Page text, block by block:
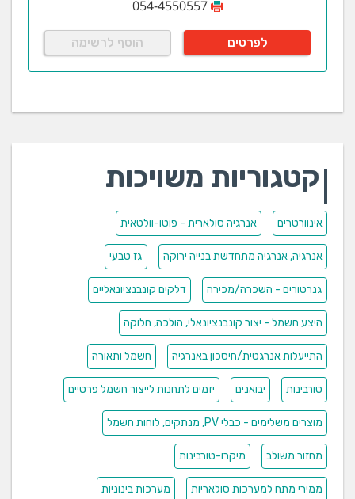
054-4550557
לפרטים הוסף לרשימה
קטגוריות משויכות
אינוורטרים אנרגיה סולארית - פוטו-וולטאית
אנרגיה, אנרגיה מתחדשת בנייה ירוקה גז טבעי
גנרטורים - השכרה/מכירה דלקים קונבנציונאליים
היצע חשמל - יצור קונבנציונאלי, הולכה, חלוקה
התייעלות אנרגטית/חיסכון באנרגיה חשמל ותאורה
טורבינות יבואנים יזמים לתחנות לייצור חשמל פרטיים
מוצרים משלימים - כבלי PV, מנתקים, לוחות חשמל
מחזור משולב מיקרו-טורבינות
ממירי מתח למערכות סולאריות מערכות בינוניות